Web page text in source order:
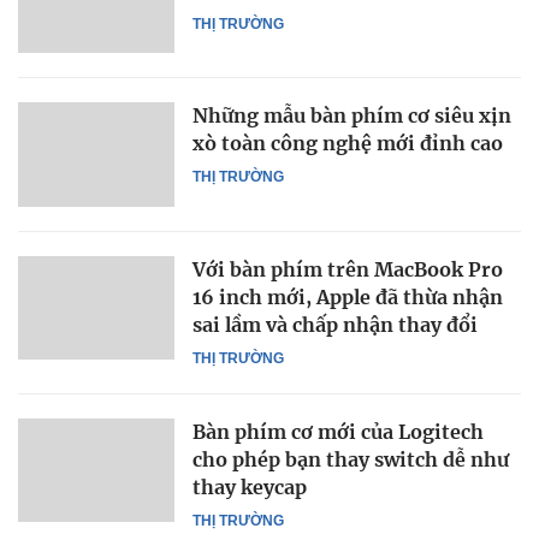
THỊ TRƯỜNG
THỊ TRƯỜNG
Những mẫu bàn phím cơ siêu xịn
xò toàn công nghệ mới đỉnh cao
THỊ TRƯỜNG
Với bàn phím trên MacBook Pro
16 inch mới, Apple đã thừa nhận
sai lầm và chấp nhận thay đổi
THỊ TRƯỜNG
Bàn phím cơ mới của Logitech
cho phép bạn thay switch dễ như
thay keycap